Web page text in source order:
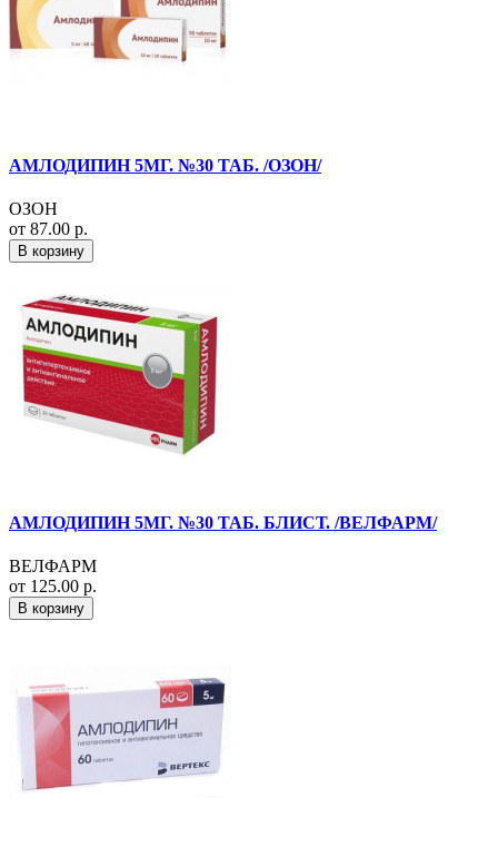
АМЛОДИПИН 5МГ. №30 ТАБ. /ОЗОН/
ОЗОН
от 87.00 р.
В корзину
АМЛОДИПИН 5МГ. №30 ТАБ. БЛИСТ. /ВЕЛФАРМ/
ВЕЛФАРМ
от 125.00 р.
В корзину